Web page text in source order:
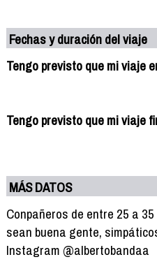
Fechas y duración del viaje
Tengo previsto que mi viaje
Tengo previsto que mi viaje
MÁS DATOS
Conpañeros de entre 25 a
sean buena gente,
Instagram @albertobandaa